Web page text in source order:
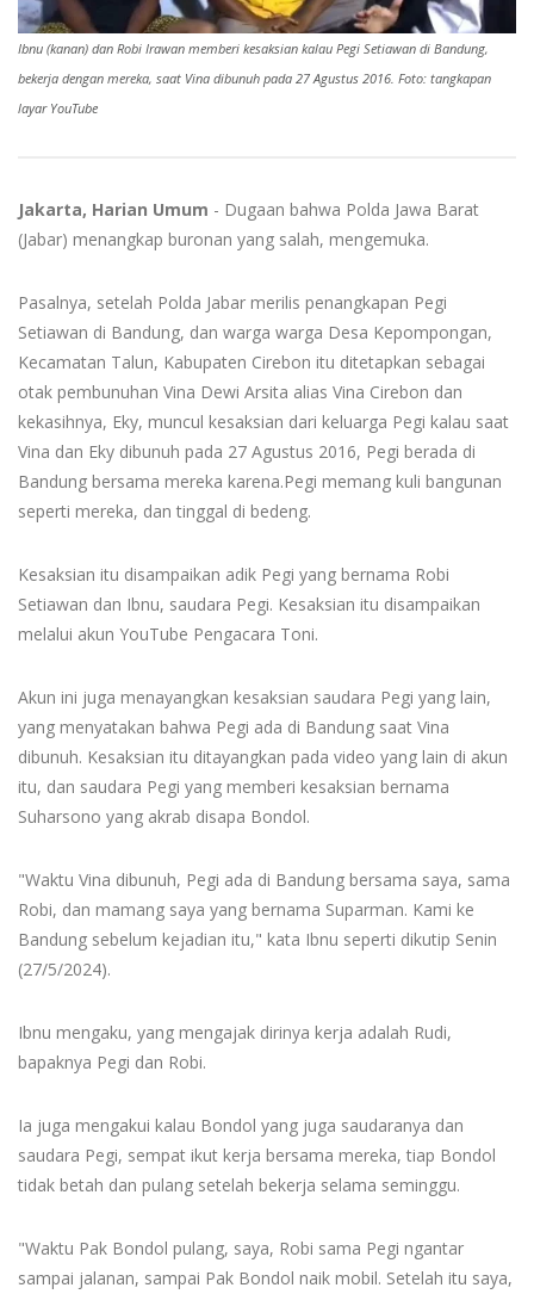
Ibnu (kanan) dan Robi Irawan memberi kesaksian kalau Pegi Setiawan di Bandung,
bekerja dengan mereka, saat Vina dibunuh pada 27 Agustus 2016. Foto: tangkapan
layar YouTube
Jakarta, Harian Umum - Dugaan bahwa Polda Jawa Barat
(Jabar) menangkap buronan yang salah, mengemuka.
Pasalnya, setelah Polda Jabar merilis penangkapan Pegi
Setiawan di Bandung, dan warga warga Desa Kepompongan,
Kecamatan Talun, Kabupaten Cirebon itu ditetapkan sebagai
otak pembunuhan Vina Dewi Arsita alias Vina Cirebon dan
kekasihnya, Eky, muncul kesaksian dari keluarga Pegi kalau saat
Vina dan Eky dibunuh pada 27 Agustus 2016, Pegi berada di
Bandung bersama mereka karena.Pegi memang kuli bangunan
seperti mereka, dan tinggal di bedeng.
Kesaksian itu disampaikan adik Pegi yang bernama Robi
Setiawan dan Ibnu, saudara Pegi. Kesaksian itu disampaikan
melalui akun YouTube Pengacara Toni.
Akun ini juga menayangkan kesaksian saudara Pegi yang lain,
yang menyatakan bahwa Pegi ada di Bandung saat Vina
dibunuh. Kesaksian itu ditayangkan pada video yang lain di akun
itu, dan saudara Pegi yang memberi kesaksian bernama
Suharsono yang akrab disapa Bondol.
"Waktu Vina dibunuh, Pegi ada di Bandung bersama saya, sama
Robi, dan mamang saya yang bernama Suparman. Kami ke
Bandung sebelum kejadian itu," kata Ibnu seperti dikutip Senin
(27/5/2024).
Ibnu mengaku, yang mengajak dirinya kerja adalah Rudi,
bapaknya Pegi dan Robi.
Ia juga mengakui kalau Bondol yang juga saudaranya dan
saudara Pegi, sempat ikut kerja bersama mereka, tiap Bondol
tidak betah dan pulang setelah bekerja selama seminggu.
"Waktu Pak Bondol pulang, saya, Robi sama Pegi ngantar
sampai jalanan, sampai Pak Bondol naik mobil. Setelah itu saya,